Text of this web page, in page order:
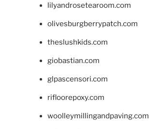
lilyandrosetearoom.com
olivesburgberrypatch.com
theslushkids.com
giobastian.com
glpascensori.com
rifloorepoxy.com
woolleymillingandpaving.com